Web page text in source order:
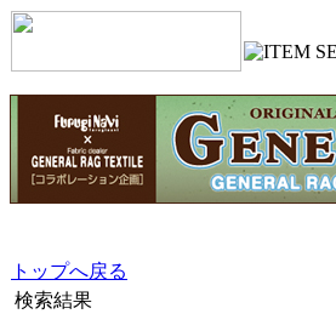
トップへ戻る
検索結果